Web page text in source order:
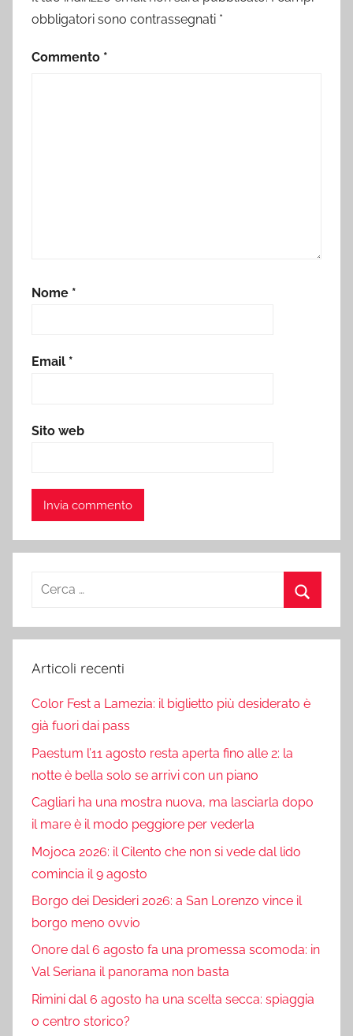
obbligatori sono contrassegnati *
Commento *
Nome *
Email *
Sito web
Ricerca
Articoli recenti
Color Fest a Lamezia: il biglietto più desiderato è
già fuori dai pass
Paestum l’11 agosto resta aperta fino alle 2: la
notte è bella solo se arrivi con un piano
Cagliari ha una mostra nuova, ma lasciarla dopo
il mare è il modo peggiore per vederla
Mojoca 2026: il Cilento che non si vede dal lido
comincia il 9 agosto
Borgo dei Desideri 2026: a San Lorenzo vince il
borgo meno ovvio
Onore dal 6 agosto fa una promessa scomoda: in
Val Seriana il panorama non basta
Rimini dal 6 agosto ha una scelta secca: spiaggia
o centro storico?